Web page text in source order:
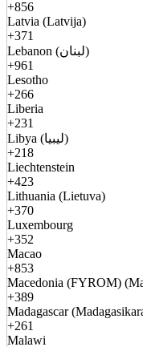
+856
Latvia (Latvija)
+371
Lebanon (لبنان)
+961
Lesotho
+266
Liberia
+231
Libya (ليبيا)
+218
Liechtenstein
+423
Lithuania (Lietuva)
+370
Luxembourg
+352
Macao
+853
Macedonia (FYROM)
+389
Madagascar
+261
Malawi